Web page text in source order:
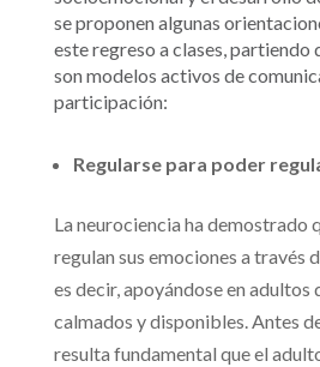
se proponen algunas
este regreso a clases, partiendo
son modelos activos de
participación:
Regularse para poder
La neurociencia ha demostrado
regulan sus emociones a través
es decir, apoyándose en adultos
calmados y disponibles. Antes
resulta fundamental que el